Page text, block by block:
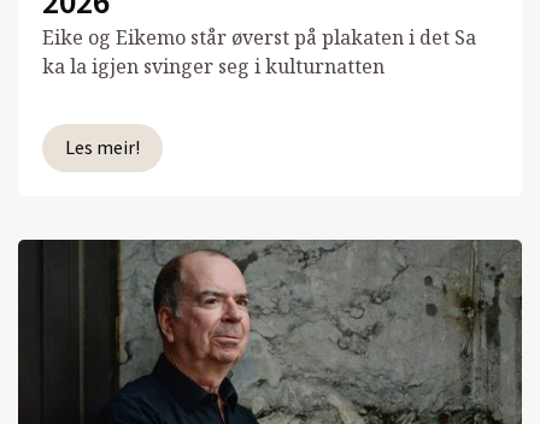
Eike og Eikemo står øverst på plakaten i det Sa
ka la igjen svinger seg i kulturnatten
Les meir!